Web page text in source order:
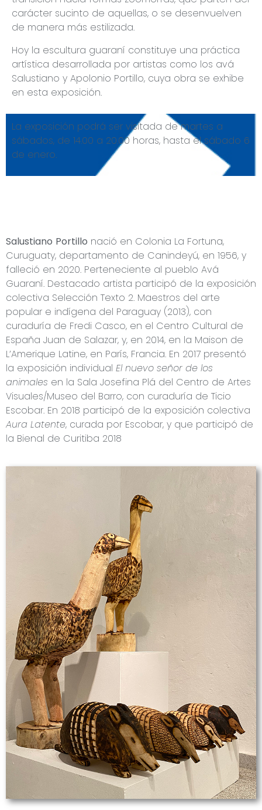
carácter sucinto de aquellas, o se desenvuelven
de manera más estilizada.
Hoy la escultura guaraní constituye una práctica
artística desarrollada por artistas como los avá
Salustiano y Apolonio Portillo, cuya obra se exhibe
en esta exposición.
La exposición podrá ser visitada de martes a
sábados, de 14.00 a 20.00 horas, hasta el sábado 6
de enero.
Salustiano Portillo nació en Colonia La Fortuna,
Curuguaty, departamento de Canindeyú, en 1956, y
falleció en 2020. Perteneciente al pueblo Avá
Guaraní. Destacado artista participó de la exposición
colectiva Selección Texto 2. Maestros del arte
popular e indígena del Paraguay (2013), con
curaduría de Fredi Casco, en el Centro Cultural de
España Juan de Salazar, y, en 2014, en la Maison de
L’Amerique Latine, en París, Francia. En 2017 presentó
la exposición individual El nuevo señor de los
animales en la Sala Josefina Plá del Centro de Artes
Visuales/Museo del Barro, con curaduría de Ticio
Escobar. En 2018 participó de la exposición colectiva
Aura Latente, curada por Escobar, y que participó de
la Bienal de Curitiba 2018